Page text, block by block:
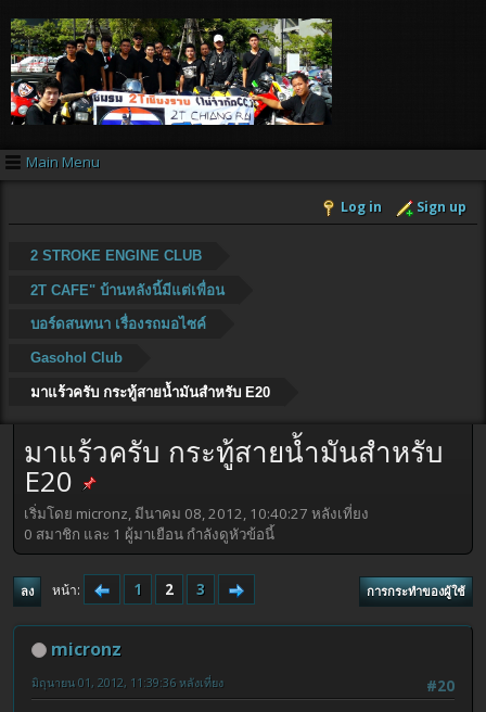
Main Menu
Log in Sign up
2 STROKE ENGINE CLUB
2T CAFE" บ้านหลังนี้มีแต่เพื่อน
บอร์ดสนทนา เรื่องรถมอไซค์
Gasohol Club
มาแร้วครับ กระทู้สายน้ำมันสำหรับ E20
มาแร้วครับ กระทู้สายน้ำมันสำหรับ
E20
เริ่มโดย micronz, มีนาคม 08, 2012, 10:40:27 หลังเที่ยง
0 สมาชิก และ 1 ผู้มาเยือน กำลังดูหัวข้อนี้
ลง หน้า 1 2 3 การกระทำของผู้ใช้
micronz
#20
มิถุนายน 01, 2012, 11:39:36 หลังเที่ยง